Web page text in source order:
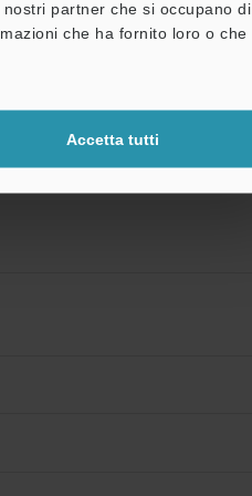
partner che si occupano di
che ha fornito loro o che
Accetta tutti